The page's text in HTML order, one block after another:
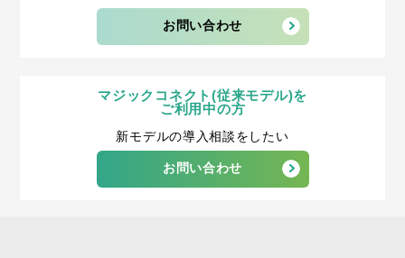
お問い合わせ
マジックコネクト(従来モデル)を
ご利用中の方
新モデルの導入相談をしたい
お問い合わせ